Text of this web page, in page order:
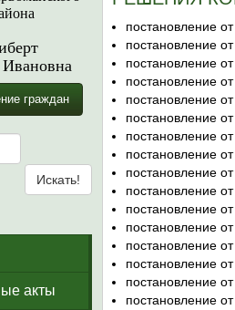
граждан
акты
постановление
постановление
постановление
постановление
постановление
постановление
постановление
постановление
постановление
постановление
постановление
постановление
постановление
постановление
постановление
постановление